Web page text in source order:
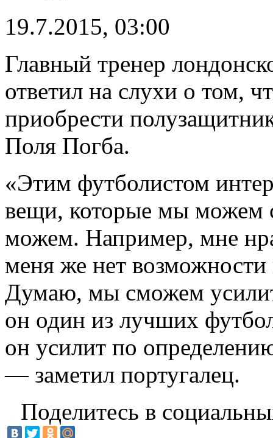
19.7.2015, 03:00
Главный тренер
ответил на слухи о том,
приобрести
Поля Погба.
«Этим футболистом
вещи, которые мы можем
можем. Например, мне
меня же нет возможности
Думаю, мы сможем
он один из лучших
он усилит по
— заметил португалец.
Поделитесь в